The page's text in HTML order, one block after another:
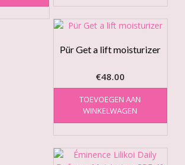
Pür Get a lift moisturizer
€48.00
TOEVOEGEN AAN
WINKELWAGEN